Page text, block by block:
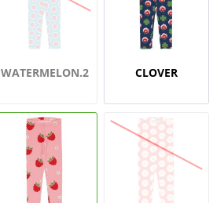
WATERMELON.2 CLOVER